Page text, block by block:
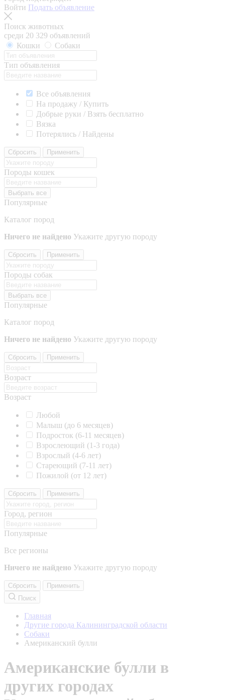
Войти Подать объявление
Поиск животных
среди 20 329 объявлений
Кошки
Собаки
Тип объявления
Все объявления
На продажу / Купить
Добрые руки / Взять бесплатно
Вязка
Потерялись / Найдены
Сбросить Применить
Породы кошек
Выбрать все
Популярные
Каталог пород
Ничего не найдено Укажите другую породу
Сбросить Применить
Породы собак
Выбрать все
Популярные
Каталог пород
Ничего не найдено Укажите другую породу
Сбросить Применить
Возраст
Возраст
Любой
Малыш (до 6 месяцев)
Подросток (6-11 месяцев)
Взрослеющий (1-3 года)
Взрослый (4-6 лет)
Стареющий (7-11 лет)
Пожилой (от 12 лет)
Сбросить Применить
Город, регион
Популярные
Все регионы
Ничего не найдено Укажите другую породу
Сбросить
Применить
Поиск
Главная
Другие города Калининградской области
Собаки
Американский булли
Американские булли в
других городах